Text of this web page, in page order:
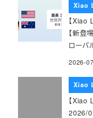
Xiao
【Xiao
【新登
ローバ
2026-
Xiao
【Xiao
2026/